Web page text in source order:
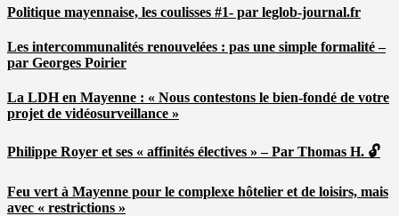
Politique mayennaise, les coulisses #1- par leglob-journal.fr
Les intercommunalités renouvelées : pas une simple formalité –
par Georges Poirier
La LDH en Mayenne : « Nous contestons le bien-fondé de votre
projet de vidéosurveillance »
Philippe Royer et ses « affinités électives » – Par Thomas H. 🔓
Feu vert à Mayenne pour le complexe hôtelier et de loisirs, mais
avec « restrictions »